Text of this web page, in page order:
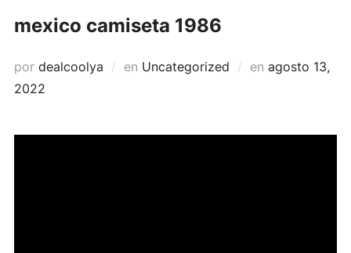
mexico camiseta 1986
por dealcoolya en Uncategorized en Publicado
agosto 13,
2022